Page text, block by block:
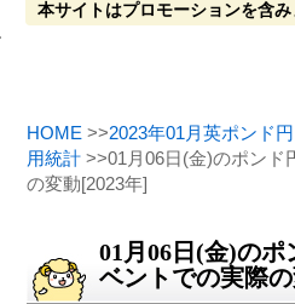
本サイトはプロモーションを含み
HOME >>2023年01月英ポンド円
用統計 >>01月06日(金)のポンド
の変動[2023年]
01月06日(金)の
ベントでの実際